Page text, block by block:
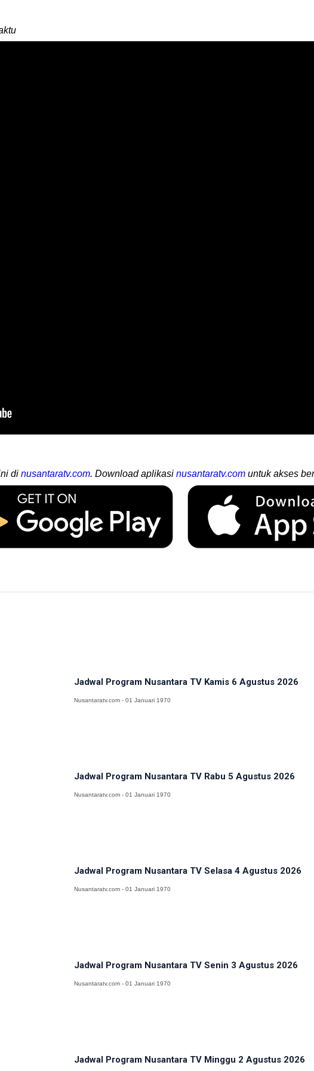
di nusantaratv.com. Download aplikasi nusantaratv.com untuk akses
Jadwal Program Nusantara TV Kamis 6 Agustus 2026
Nusantaratv.com - 01 Januari 1970
Jadwal Program Nusantara TV Rabu 5 Agustus 2026
Nusantaratv.com - 01 Januari 1970
Jadwal Program Nusantara TV Selasa 4 Agustus 2026
Nusantaratv.com - 01 Januari 1970
Jadwal Program Nusantara TV Senin 3 Agustus 2026
Nusantaratv.com - 01 Januari 1970
Jadwal Program Nusantara TV Minggu 2 Agustus 2026